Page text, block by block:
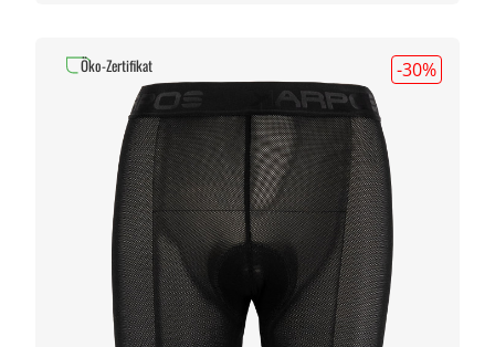
-30%
Öko-Zertifikat